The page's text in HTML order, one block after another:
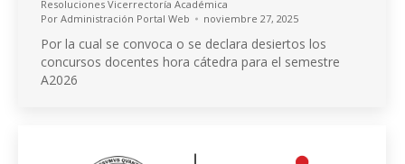
Resoluciones Vicerrectoría Académica
Por Administración Portal Web noviembre 27, 2025
Por la cual se convoca o se declara desiertos los
concursos docentes hora cátedra para el semestre
A2026